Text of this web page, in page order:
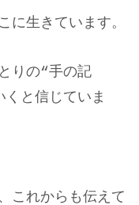
に生きています。
りの“手の記
と信じていま
これからも伝えて